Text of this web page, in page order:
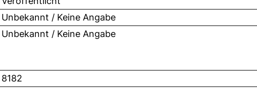
Unbekannt / Keine Angabe
Unbekannt / Keine Angabe
8182